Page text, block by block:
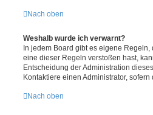
Nach oben
Weshalb wurde ich verwarnt?
In jedem Board gibt es eigene
eine dieser Regeln verstoßen hast,
Entscheidung der Administration
Kontaktiere einen Administrator,
Nach oben